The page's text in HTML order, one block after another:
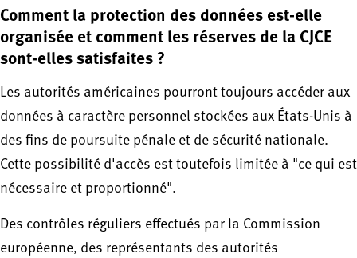
Comment la protection des données est-elle
organisée et comment les réserves de la CJCE
sont-elles satisfaites ?
Les autorités américaines pourront toujours accéder aux
données à caractère personnel stockées aux États-Unis à
des fins de poursuite pénale et de sécurité nationale.
Cette possibilité d'accès est toutefois limitée à "ce qui est
nécessaire et proportionné".
Des contrôles réguliers effectués par la Commission
européenne, des représentants des autorités